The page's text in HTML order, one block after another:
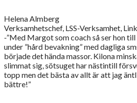
Helena Almberg
Verksamhetschef, LSS-Verksamhet,
-”Med Margot som coach så ser hon
under ”hård bevakning” med dagliga
började det hända massor. Kilona
slimmat sig, sötsuget har nästintill
topp men det bästa av allt är att jag
bättre!”